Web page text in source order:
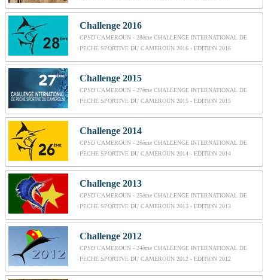
Challenge 2016
CPSD CAMEROUN - 28ème CHALLENGE INTERNATIONAL DE
PECHE SPORTIVE DU CAMEROUN 2016 - EDITION 2016
Challenge 2015
CPSD CAMEROUN - 27ème CHALLENGE INTERNATIONAL DE
PECHE SPORTIVE DU CAMEROUN 2015 - EDITION 2015
Challenge 2014
CPSD CAMEROUN - 26ème CHALLENGE INTERNATIONAL DE
PECHE SPORTIVE DU CAMEROUN 2014 - EDITION 2014
Challenge 2013
CPSD CAMEROUN - 25ème CHALLENGE INTERNATIONAL DE
PECHE SPORTIVE DU CAMEROUN 2013 - EDITION 2013
Challenge 2012
CPSD CAMEROUN - 24ème CHALLENGE INTERNATIONAL DE
PECHE SPORTIVE DU CAMEROUN 2012 - EDITION 2012